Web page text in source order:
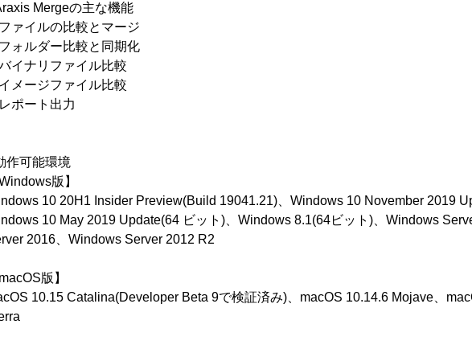
Mergeの主な機能
ファイルの比較とマージ
フォルダー比較と同期化
バイナリファイル比較
イメージファイル比較
レポート出力
作可能環境
Windows版】
10 20H1 Insider Preview(Build 19041.21)、Windows 10 November 2019
10 May 2019 Update(64 ビット)、Windows 8.1(64ビット)、Windows
2016、Windows Server 2012 R2
macOS版】
10.15 Catalina(Developer Beta 9で検証済み)、macOS 10.14.6 Mojave、